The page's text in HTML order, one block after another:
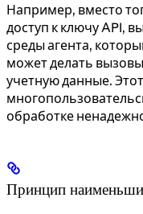
Например, вместо
доступ к ключу API,
среды агента,
может делать
учетную данные.
обработке
Принцип